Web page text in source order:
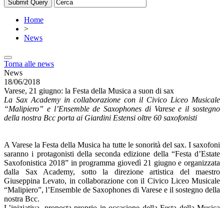
Home
>
News
Torna alle news
News
18/06/2018
Varese, 21 giugno: la Festa della Musica a suon di sax
La Sax Academy in collaborazione con il Civico Liceo Musicale
“Malipiero” e l’Ensemble de Saxophones di Varese e il sostegno
della nostra Bcc porta ai Giardini Estensi oltre 60 saxofonisti
A Varese la Festa della Musica ha tutte le sonorità del sax. I saxofoni
saranno i protagonisti della seconda edizione della “Festa d’Estate
Saxofonistica 2018” in programma giovedì 21 giugno e organizzata
dalla Sax Academy, sotto la direzione artistica del maestro
Giuseppina Levato, in collaborazione con il Civico Liceo Musicale
“Malipiero”, l’Ensemble de Saxophones di Varese e il sostegno della
nostra Bcc.